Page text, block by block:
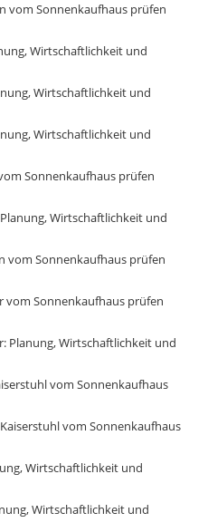
vom Sonnenkaufhaus prüfen
Wirtschaftlichkeit und
Wirtschaftlichkeit und
Wirtschaftlichkeit und
Sonnenkaufhaus prüfen
Wirtschaftlichkeit und
vom Sonnenkaufhaus prüfen
Sonnenkaufhaus prüfen
Planung, Wirtschaftlichkeit und
vom Sonnenkaufhaus
vom Sonnenkaufhaus
Wirtschaftlichkeit und
Wirtschaftlichkeit und